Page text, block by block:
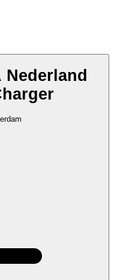
Nederland